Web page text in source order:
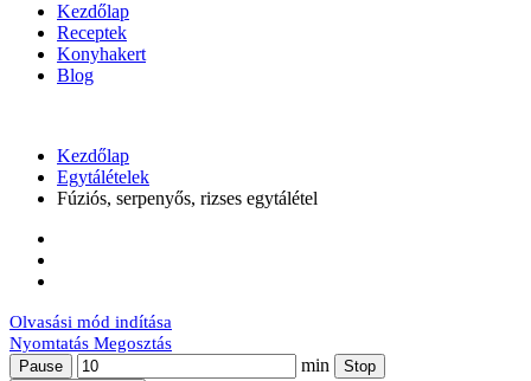
Kezdőlap
Receptek
Konyhakert
Blog
Kezdőlap
Egytálételek
Fúziós, serpenyős, rizses egytálétel
Olvasási mód indítása
Nyomtatás Megosztás
Pause min Stop